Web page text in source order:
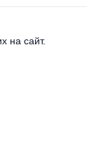
на сайт.